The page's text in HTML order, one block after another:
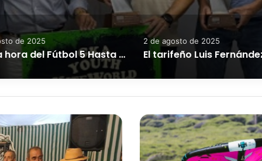
de 2025
Llegó la hora del Fútbol 5 Hasta 108 menores se dan cita desde esta tarde (hoy desde las 18:00 h) y hasta el domingo, 17 de agosto, en la plaza de toros
2 de agosto de 2025
B
a
l
a